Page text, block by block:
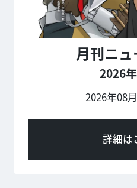
月刊ニ
2026
2026年08
詳細は